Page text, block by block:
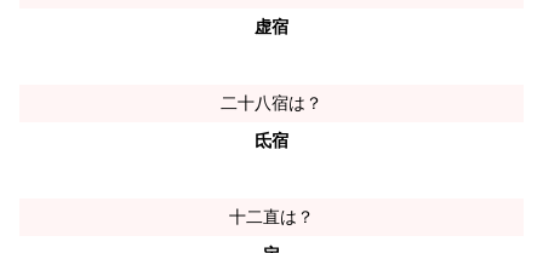
虚宿
二十八宿は？
氐宿
十二直は？